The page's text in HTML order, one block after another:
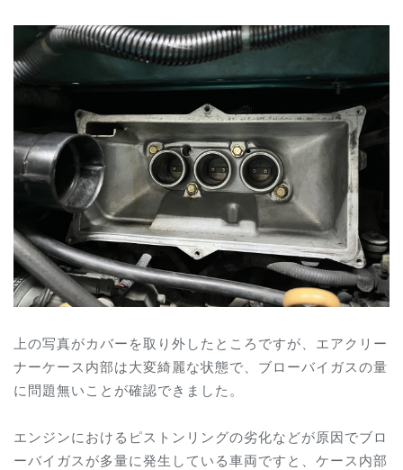
上の写真がカバーを取り外したところですが、エアクリー
ナーケース内部は大変綺麗な状態で、ブローバイガスの量
に問題無いことが確認できました。
エンジンにおけるピストンリングの劣化などが原因でブロ
ーバイガスが多量に発生している車両ですと、ケース内部